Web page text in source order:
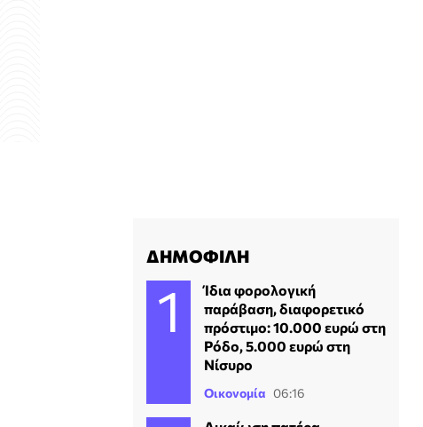
ΔΗΜΟΦΙΛΗ
Ίδια φορολογική
παράβαση, διαφορετικό
πρόστιμο: 10.000 ευρώ στη
Ρόδο, 5.000 ευρώ στη
Νίσυρο
Οικονομία 06:16